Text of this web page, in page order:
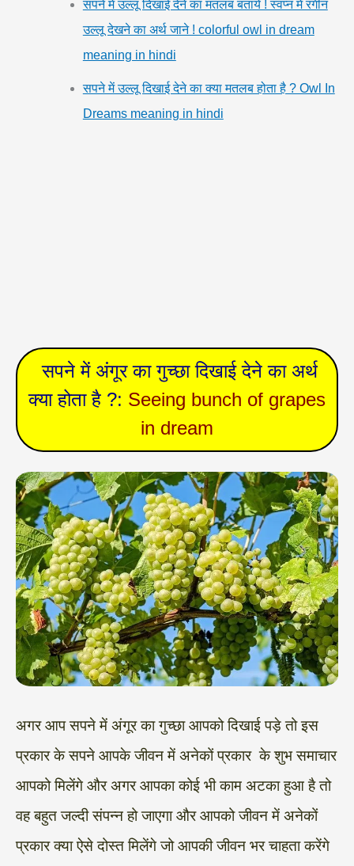
सपने में उल्लू दिखाई देने का मतलब बताये ! स्वप्न में रंगीन
उल्लू देखने का अर्थ जाने ! colorful owl in dream
meaning in hindi
सपने में उल्लू दिखाई देने का क्या मतलब होता है ? Owl In
Dreams meaning in hindi
सपने में अंगूर का गुच्छा दिखाई देने का अर्थ
क्या होता है ?: Seeing bunch of grapes
in dream
अगर आप सपने में अंगूर का गुच्छा आपको दिखाई पड़े तो इस
प्रकार के सपने आपके जीवन में अनेकों प्रकार के शुभ समाचार
आपको मिलेंगे और अगर आपका कोई भी काम अटका हुआ है तो
वह बहुत जल्दी संपन्न हो जाएगा और आपको जीवन में अनेकों
प्रकार क्या ऐसे दोस्त मिलेंगे जो आपकी जीवन भर चाहता करेंगे